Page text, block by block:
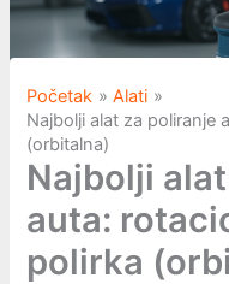
Početak
Alati
Najbolji alat za poliranje
(orbitalna)
Najbolji
auta:
polirka